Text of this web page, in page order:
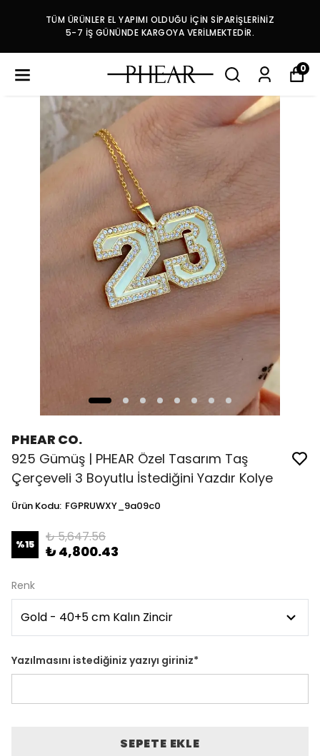
TÜM ÜRÜNLER EL YAPIMI OLDUĞU İÇİN SİPARİŞLERİNİZ
5-7 İŞ GÜNÜNDE KARGOYA VERİLMEKTEDİR.
0
PHEAR CO.
925 Gümüş | PHEAR Özel Tasarım Taş
Çerçeveli 3 Boyutlu İstediğini Yazdır Kolye
Ürün Kodu: FGPRUWXY_9a09c0
%15 ₺ 5,647.56
₺ 4,800.43
Renk
Yazılmasını istediğiniz yazıyı giriniz*
SEPETE EKLE